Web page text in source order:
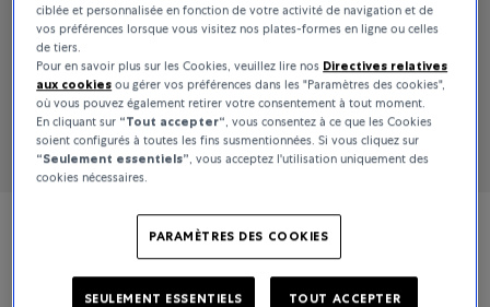
T-Classic
ciblée et personnalisée en fonction de votre activité de navigation et de
vos préférences lorsque vous visitez nos plates-formes en ligne ou celles
de tiers.
Pour en savoir plus sur les Cookies, veuillez lire nos Directives relatives
aux cookies ou gérer vos préférences dans les "Paramètres des cookies",
où vous pouvez également retirer votre consentement à tout moment.
En cliquant sur “Tout accepter“, vous consentez à ce que les Cookies
soient configurés à toutes les fins susmentionnées. Si vous cliquez sur
“Seulement essentiels”, vous acceptez l'utilisation uniquement des
cookies nécessaires.
PARAMÈTRES DES COOKIES
SEULEMENT ESSENTIELS TOUT ACCEPTER